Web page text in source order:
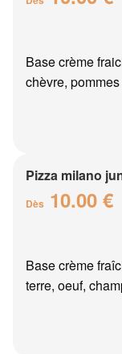
Base crème
chèvre,
Pizza milano
Dès 10.00 €
Base crème
terre, oeuf,